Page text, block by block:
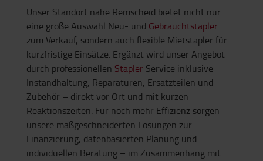
Unser Standort nahe Remscheid bietet nicht nur
eine große Auswahl Neu- und Gebrauchtstapler
zum Verkauf, sondern auch flexible Mietstapler für
kurzfristige Einsätze. Ergänzt wird unser Angebot
durch professionellen Stapler Service inklusive
Instandhaltung, Reparaturen, Ersatzteilen und
Zubehör – direkt vor Ort und mit kurzen
Reaktionszeiten. Für noch mehr Effizienz sorgen
unsere maßgeschneiderten Lösungen zur
Finanzierung, datenbasierten Planung und
individuellen Beratung – im Zusammenhang mit